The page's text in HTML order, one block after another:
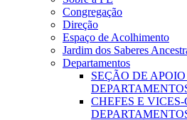
Congregação
Direção
Espaço de Acolhimento
Jardim dos Saberes
Departamentos
SEÇÃO DE
CHEFES E VICES-